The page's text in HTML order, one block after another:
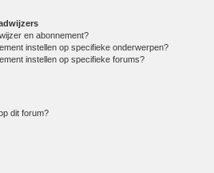
en abonnement?
instellen op specifieke onderwerpen?
instellen op specifieke forums?
dit forum?